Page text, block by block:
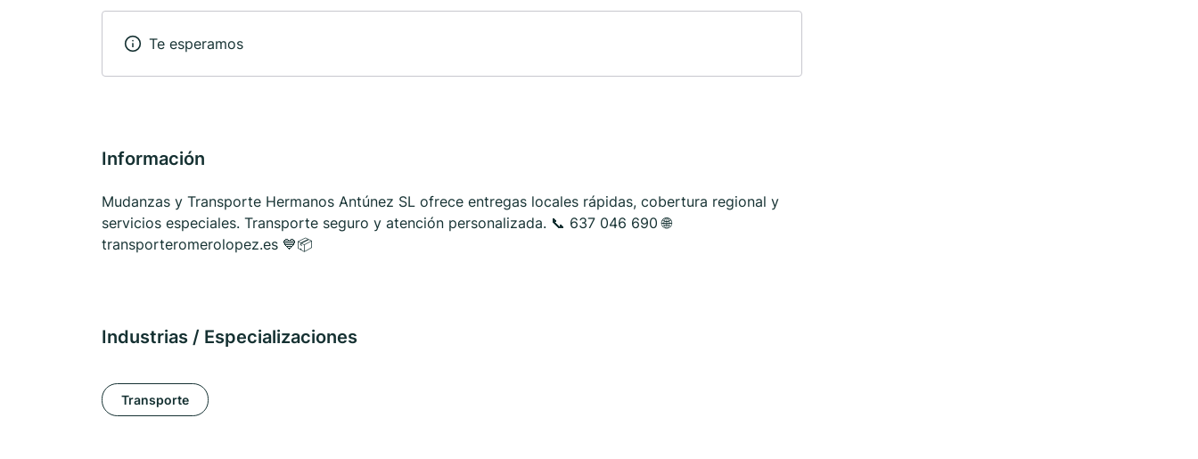
Te esperamos
Información
Mudanzas y Transporte Hermanos Antúnez SL ofrece entregas locales rápidas, cobertura regional y
servicios especiales. Transporte seguro y atención personalizada. 📞 637 046 690 🌐
transporteromerolopez.es 💙📦
Industrias / Especializaciones
Transporte